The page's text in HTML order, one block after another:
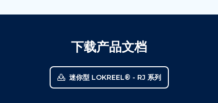
下载产品文档
迷你型 LOKREEL® - RJ 系列